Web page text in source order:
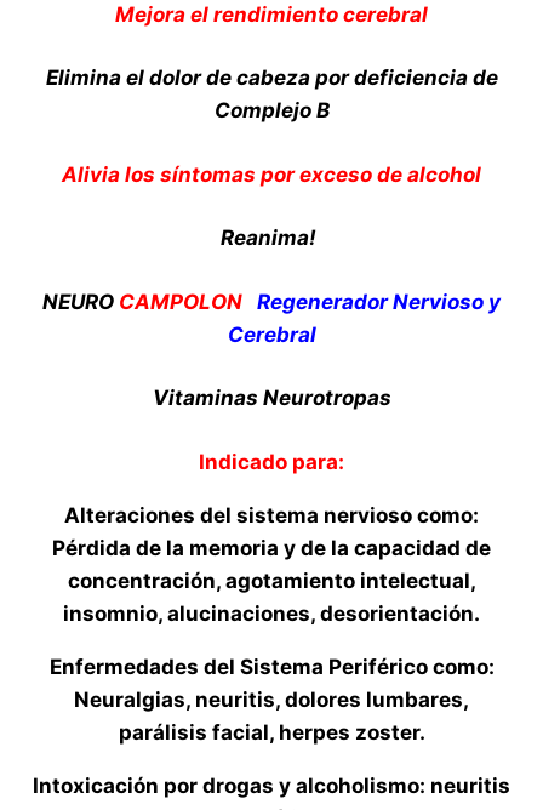
Mejora el rendimiento cerebral
Elimina el dolor de cabeza por deficiencia de
Complejo B
Alivia los síntomas por exceso de alcohol
Reanima!
NEURO CAMPOLON Regenerador Nervioso y
Cerebral
Vitaminas Neurotropas
Indicado para:
Alteraciones del sistema nervioso como:
Pérdida de la memoria y de la capacidad de
concentración, agotamiento intelectual,
insomnio, alucinaciones, desorientación.
Enfermedades del Sistema Periférico como:
Neuralgias, neuritis, dolores lumbares,
parálisis facial, herpes zoster.
Intoxicación por drogas y alcoholismo: neuritis